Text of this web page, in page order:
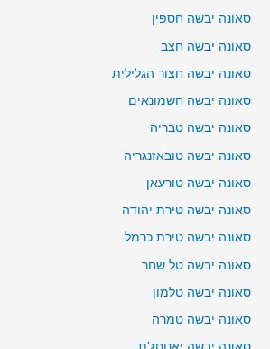
סאונה יבשה חספין
סאונה יבשה חצב
סאונה יבשה חצור הגלילית
סאונה יבשה חשמונאים
סאונה יבשה טבריה
סאונה יבשה טובאזנגריה
סאונה יבשה טורעאן
סאונה יבשה טירת יהודה
סאונה יבשה טירת כרמל
סאונה יבשה טל שחר
סאונה יבשה טלמון
סאונה יבשה טמרה